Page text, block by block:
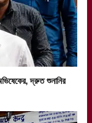
দ্রুত শুনানির